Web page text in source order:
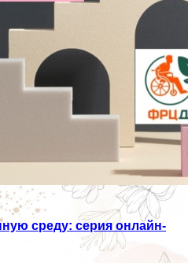
среду: серия онлайн-